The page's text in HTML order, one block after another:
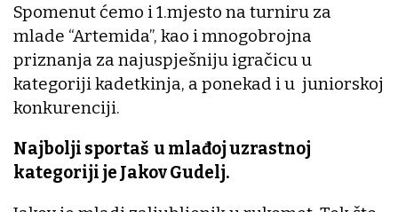
Spomenut ćemo i 1.mjesto na turniru za
mlade “Artemida”, kao i mnogobrojna
priznanja za najuspješniju igračicu u
kategoriji kadetkinja, a ponekad i u juniorskoj
konkurenciji.
Najbolji sportaš u mlađoj uzrastnoj
kategoriji je Jakov Gudelj.